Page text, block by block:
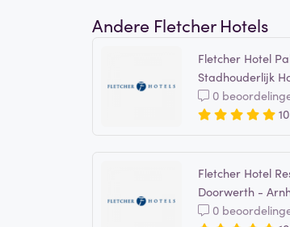
Andere Fletcher Hotels
Fletcher Hotel
Stadhouderlijk
0
10
Fletcher Hotel
Doorwerth -
0